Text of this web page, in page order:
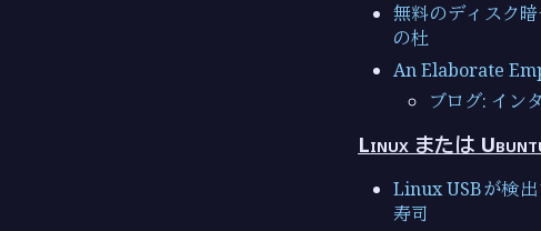
無料のディスク
の杜
An Elaborate
ブログ: イン
Linux または
Linux USBが検
寿司